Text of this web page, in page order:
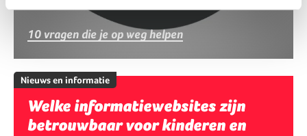
10 vragen die je op weg helpen
Nieuws en informatie
Welke informatiewebsites zijn
betrouwbaar voor kinderen en